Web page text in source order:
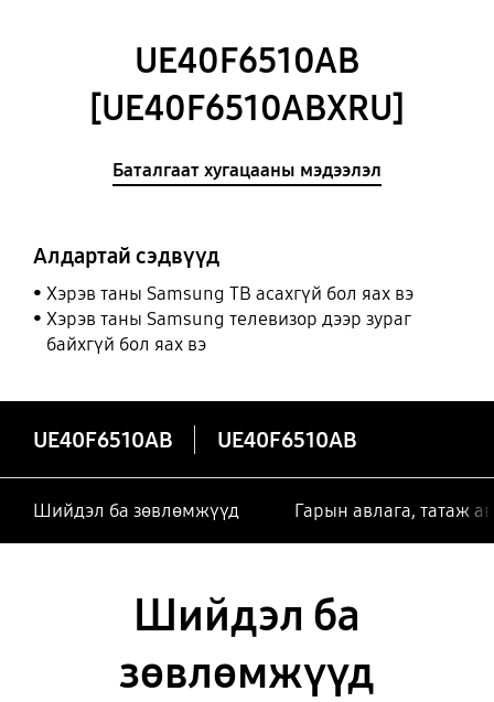
UE40F6510AB
[UE40F6510ABXRU]
Баталгаат хугацааны мэдээлэл
Алдартай сэдвүүд
Хэрэв таны Samsung ТВ асахгүй бол яах вэ
Хэрэв таны Samsung телевизор дээр зураг
байхгүй бол яах вэ
UE40F6510AB UE40F6510AB
Шийдэл ба зөвлөмжүүд Гарын авлага, татаж
Шийдэл ба
зөвлөмжүүд